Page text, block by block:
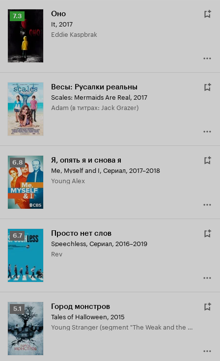
Рейтинг
Кинопоиска
7.3
7.3 Оно
It, 2017
Eddie Kaspbrak
Весы: Русалки реальны
Scales: Mermaids Are Real, 2017
Adam (в титрах: Jack Grazer)
Рейтинг
Кинопоиска
6.8
6.8 Я, опять я и снова я
Me, Myself and I, Сериал, 2017–2018
Young Alex
Рейтинг
Кинопоиска
6.7 Просто нет слов
Speechless, Сериал, 2016–2019
Rev
Рейтинг
Кинопоиска
5.1
5.1 Город монстров
Tales of Halloween, 2015
Young Stranger (segment "The Weak and the Wicked")